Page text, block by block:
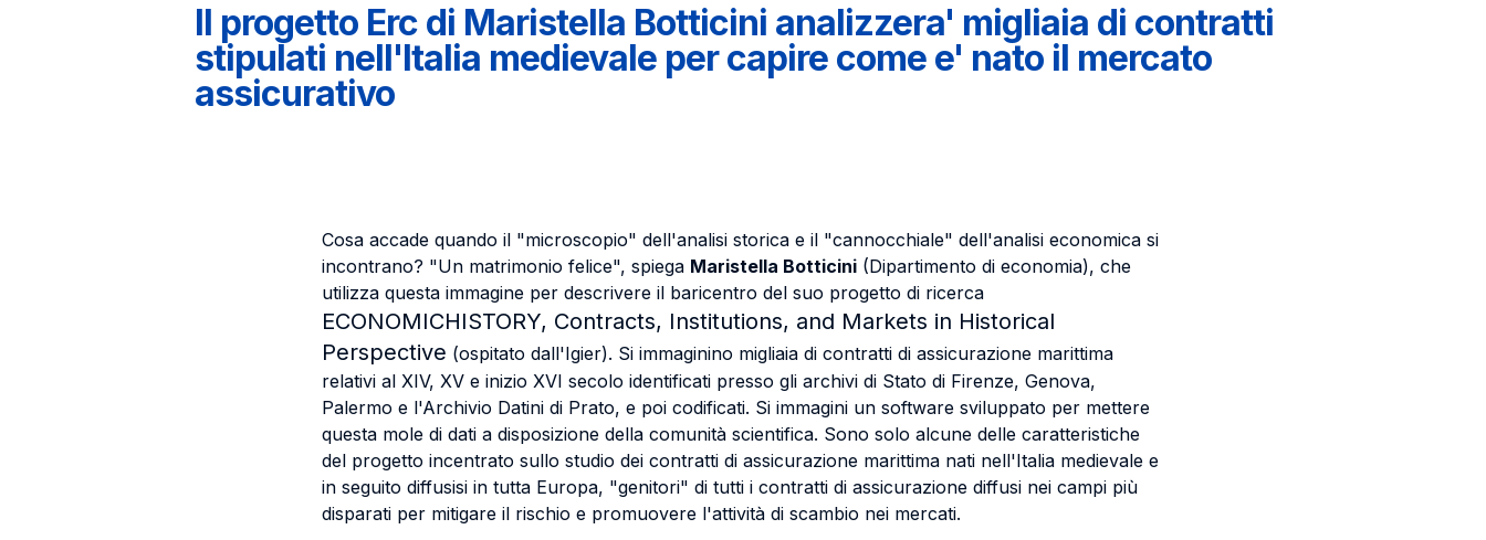
Il progetto Erc di Maristella Botticini analizzera' migliaia di contratti
stipulati nell'Italia medievale per capire come e' nato il mercato
assicurativo
Cosa accade quando il "microscopio" dell'analisi storica e il "cannocchiale" dell'analisi economica si
incontrano? "Un matrimonio felice", spiega Maristella Botticini(Dipartimento di economia), che
utilizza questa immagine per descrivere il baricentro del suo progetto di ricerca
ECONOMICHISTORY, Contracts, Institutions, and Markets in Historical
Perspective (ospitato dall'Igier). Si immaginino migliaia di contratti di assicurazione marittima
relativi al XIV, XV e inizio XVI secolo identificati presso gli archivi di Stato di Firenze, Genova,
Palermo e l'Archivio Datini di Prato, e poi codificati. Si immagini un software sviluppato per mettere
questa mole di dati a disposizione della comunità scientifica. Sono solo alcune delle caratteristiche
del progetto incentrato sullo studio dei contratti di assicurazione marittima nati nell'Italia medievale e
in seguito diffusisi in tutta Europa, "genitori" di tutti i contratti di assicurazione diffusi nei campi più
disparati per mitigare il rischio e promuovere l'attività di scambio nei mercati.